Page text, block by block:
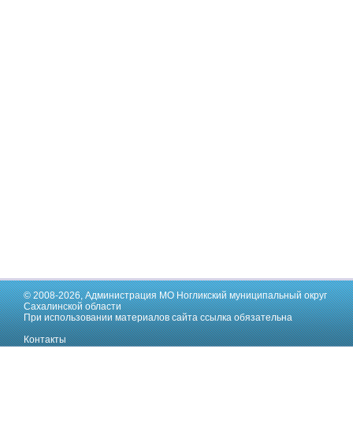
© 2008-2026,Администрация МО Ногликский муниципальный округ
Сахалинской области
При использовании материалов сайта ссылка обязательна
Контакты